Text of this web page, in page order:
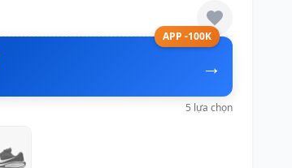
APP -100K
→
5 lựa chọn